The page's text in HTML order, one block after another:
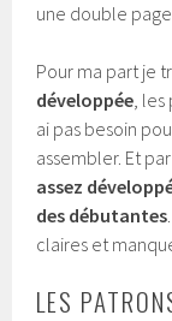
une double
Pour ma part je
développée, les
ai pas besoin
assembler. Et
assez
des débutantes
claires et
LES